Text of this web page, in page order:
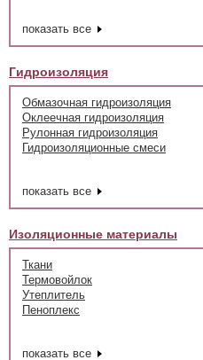
показать все
Гидроизоляция
Обмазочная гидроизоляция
Оклеечная гидроизоляция
Рулонная гидроизоляция
Гидроизоляционные смеси
показать все
Изоляционные материалы
Ткани
Термовойлок
Утеплитель
Пеноплекс
показать все